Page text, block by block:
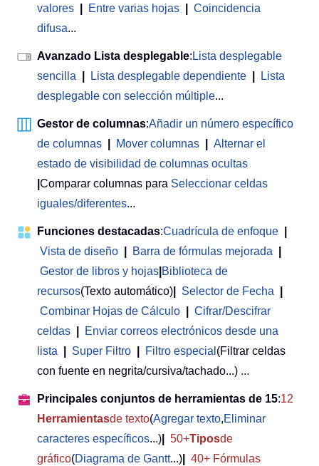
valores
Entre varias hojas
Coincidencia
difusa...
Avanzado Lista desplegable: Lista desplegable
sencilla
Lista desplegable dependiente
Lista
desplegable con selección múltiple...
Gestor de columnas:Añadir un número específico
de columnas
Mover columnas
Alternar el
estado de visibilidad de columnas ocultas
Comparar columnas para Seleccionar celdas
iguales/diferentes...
Funciones destacadas:Cuadrícula de enfoque
Vista de diseño
Barra de fórmulas mejorada
Gestor de libros y hojas Biblioteca de
recursos(Texto automático) Selector de Fecha
Combinar Hojas de Cálculo
Cifrar/Descifrar
celdas
Enviar correos electrónicos desde una
lista
Super Filtro Filtro especial (Filtrar celdas
con fuente en negrita/cursiva/tachado...) ...
Principales conjuntos de herramientas de 15:12
Herramientasde texto(Agregar texto,Eliminar
caracteres específicos...) 50+Tiposde
gráfico(Diagrama de Gantt...)
40+ Fórmulas